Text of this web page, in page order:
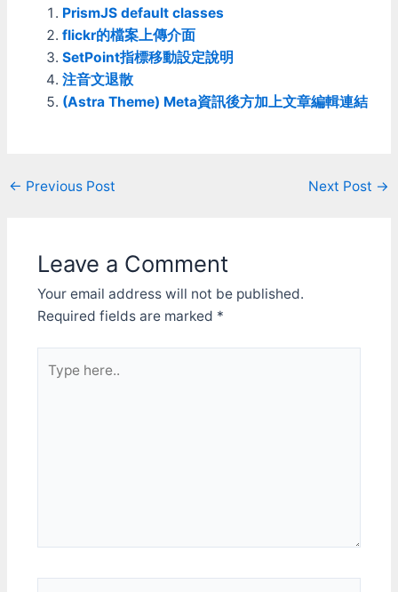
Win7/Vista在裝置管理員
下，點開"滑鼠及其他指標
裝置"，在列出的滑鼠名稱
上按右鍵->內容，最後一個
頁籤會是"電源管理"，
把"允許這個裝置喚醒電
一樣在裝置管理員下，點
掉，就可以修好滑鼠喚醒的
問題。 -- 進階資訊：
powercfg是個好用的電源
管理指令。 可以下
powercfg /? 看看說明 我
列幾個用法： 列出目前設
定為可從任何睡眠狀態喚醒
系統的裝置。 powercfg -
稱) 報告上次將系統從睡眠
PrismJS default classes
flickr的檔案上傳介面
SetPoint指標移動設定說明
注音文退散
(Astra Theme) Meta資訊後方加上文章編輯連結
Post
← Previous Post Next Post →
Leave a Comment
Your email address will not be published.
Required fields are marked *
here..